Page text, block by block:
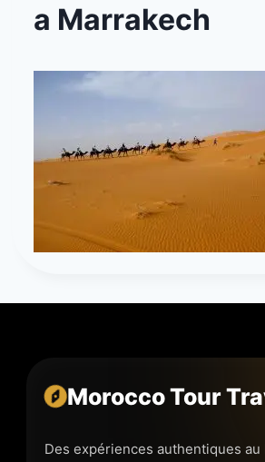
a Marrakech
Morocco Tour
Des expériences authentiques au